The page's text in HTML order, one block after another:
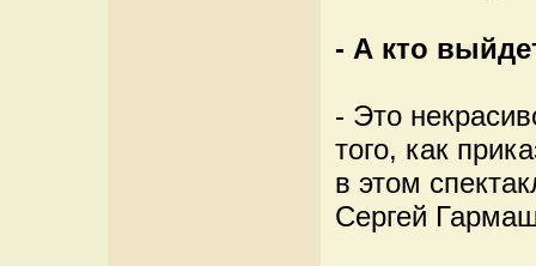
- А кто
- Это
того, как
в этом
Сергей